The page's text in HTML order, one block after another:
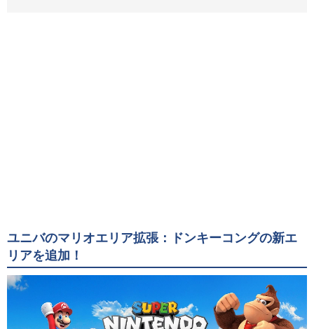
ユニバのマリオエリア拡張：ドンキーコングの新エ
リアを追加！